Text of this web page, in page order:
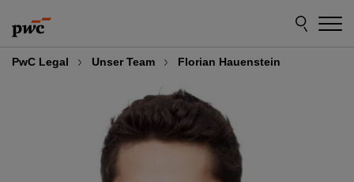
to
content
to
footer
PwC Legal Unser Team Florian Hauenstein